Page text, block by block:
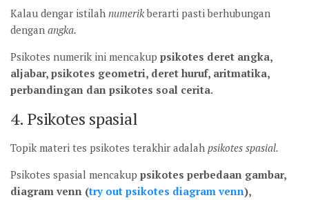
Kalau dengar istilah numerikberarti pasti berhubungan
dengan angka.
Psikotes numerik ini mencakup psikotes deret angka,
aljabar, psikotes geometri, deret huruf, aritmatika,
perbandingan dan psikotes soal cerita.
4. Psikotes spasial
Topik materi tes psikotes terakhir adalah psikotes spasial.
Psikotes spasial mencakup psikotes perbedaan gambar,
diagram venn (try out psikotes diagram venn),